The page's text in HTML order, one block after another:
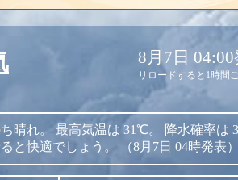
8月7日
リロードすると1時間
晴れ。 最高気温は 31℃。 降水確率は
と快適でしょう。 （8月7日 04時発表）